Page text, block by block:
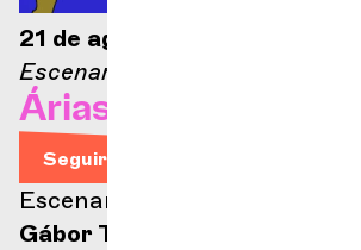
21 de agosto de 2026 — 21:00
Escenario Ella Fitzgerald
Árias de ópera
Seguir leyendo
Escenario Ella Fitzgerald
Gábor Takács-Nagy